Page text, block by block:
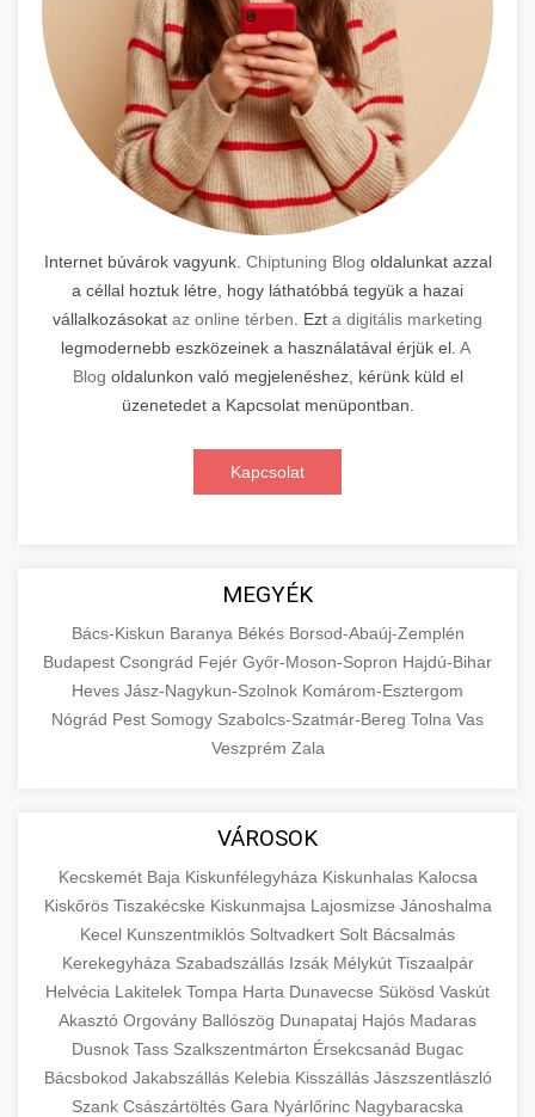
Internet búvárok vagyunk. Chiptuning Blog oldalunkat azzal
a céllal hoztuk létre, hogy láthatóbbá tegyük a hazai
vállalkozásokat az online térben . Ezt a digitális marketing
legmodernebb eszközeinek a használatával érjük el. A
Blog oldalunkon való megjelenéshez, kérünk küld el
üzenetedet a Kapcsolat menüpontban.
Kapcsolat
MEGYÉK
Bács-Kiskun Baranya Békés Borsod-Abaúj-Zemplén
Budapest Csongrád Fejér Győr-Moson-Sopron Hajdú-Bihar
Heves Jász-Nagykun-Szolnok Komárom-Esztergom
Nógrád Pest Somogy Szabolcs-Szatmár-Bereg Tolna Vas
Veszprém Zala
VÁROSOK
Kecskemét Baja Kiskunfélegyháza Kiskunhalas Kalocsa
Kiskőrös Tiszakécske Kiskunmajsa Lajosmizse Jánoshalma
Kecel Kunszentmiklós Soltvadkert Solt Bácsalmás
Kerekegyháza Szabadszállás Izsák Mélykút Tiszaalpár
Helvécia Lakitelek Tompa Harta Dunavecse Sükösd Vaskút
Akasztó Orgovány Ballószög Dunapataj Hajós Madaras
Dusnok Tass Szalkszentmárton Érsekcsanád Bugac
Bácsbokod Jakabszállás Kelebia Kisszállás Jászszentlászló
Szank Császártöltés Gara Nyárlőrinc Nagybaracska